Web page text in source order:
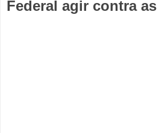
Federal agir contra